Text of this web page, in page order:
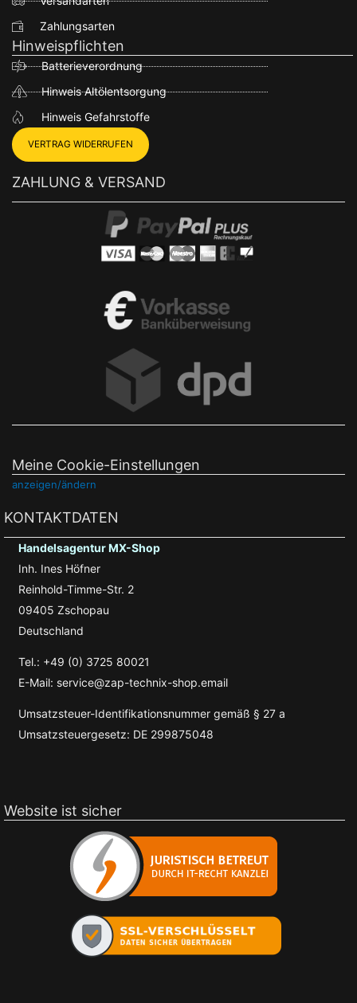
Zahlungsarten
Hinweispflichten
Batterieverordnung
Hinweis Altölentsorgung
Hinweis Gefahrstoffe
VERTRAG WIDERRUFEN
ZAHLUNG & VERSAND
Meine Cookie-Einstellungen
anzeigen/ändern
KONTAKTDATEN
Handelsagentur MX-Shop
Inh. Ines Höfner
Reinhold-Timme-Str. 2
09405 Zschopau
Deutschland
Tel.: +49 (0) 3725 80021
E-Mail: service@zap-technix-shop.email
Umsatzsteuer-Identifikationsnummer gemäß § 27 a
Umsatzsteuergesetz: DE 299875048
Website ist sicher